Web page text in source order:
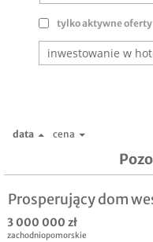
tylko aktywne oferty
data cena
Prosperujący dom
3 000 000 zł
zachodniopomorskie